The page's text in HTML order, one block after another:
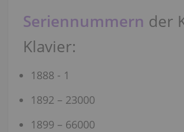
Seriennummern der
Klavier:
1888 - 1
1892 – 23000
1899 – 66000